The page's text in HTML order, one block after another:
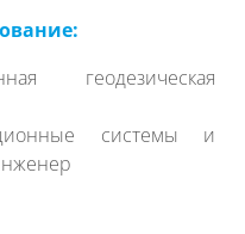
геодезическая
системы и